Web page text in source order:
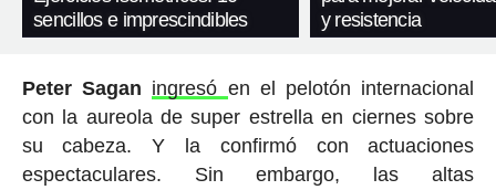
sencillos e imprescindibles
y resistencia
Peter Sagan ingresó en el pelotón internacional
con la aureola de super estrella en ciernes sobre
su cabeza. Y la confirmó con actuaciones
espectaculares. Sin embargo, las altas